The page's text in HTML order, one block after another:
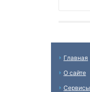
Главная
О сайте
Сервисы